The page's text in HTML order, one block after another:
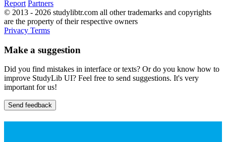
Report Partners
© 2013 - 2026 studylibtr.com all other trademarks and copyrights
are the property of their respective owners
Privacy Terms
Make a suggestion
Did you find mistakes in interface or texts? Or do you know how to
improve StudyLib UI? Feel free to send suggestions. It's very
important for us!
Send feedback